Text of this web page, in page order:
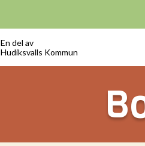
En del av
Hudiksvalls Kommun